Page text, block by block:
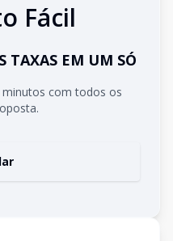
Fácil
TAXAS EM UM SÓ
com todos os